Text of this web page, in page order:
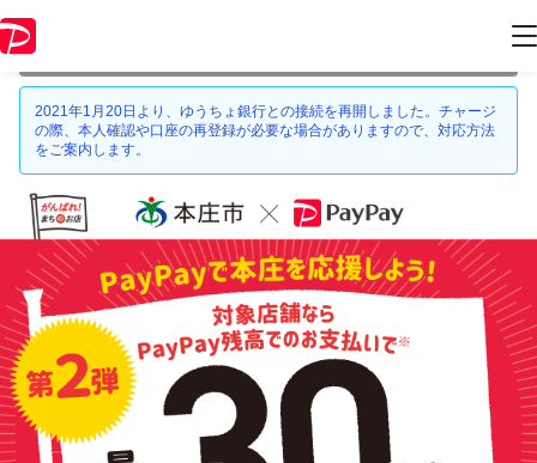
情報はキャンペーン終了時点のものになります。
2021年1月20日より、ゆうちょ銀行との接続を再開しました。チャージ
の際、本人確認や口座の再登録が必要な場合がありますので、対応方法
をご案内します。